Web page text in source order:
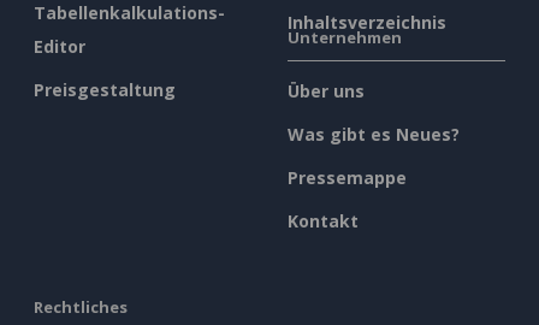
Tabellenkalkulations-
Editor
Preisgestaltung
Inhaltsverzeichnis
Unternehmen
Über uns
Was gibt es Neues?
Pressemappe
Kontakt
Rechtliches